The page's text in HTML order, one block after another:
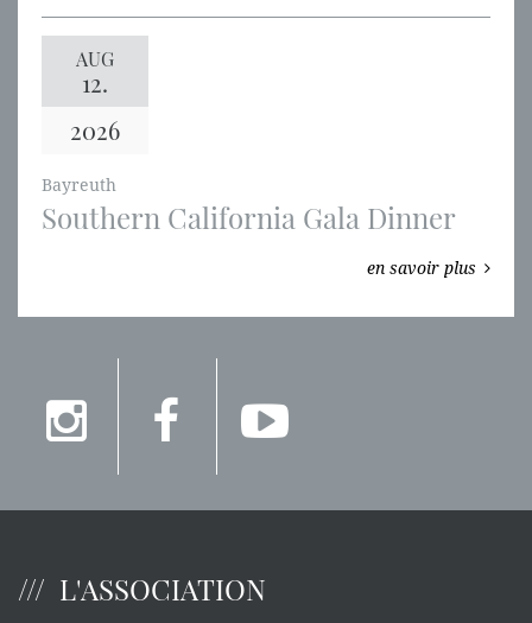
AUG
12.
2026
Bayreuth
Southern California Gala Dinner
en savoir plus
L'ASSOCIATION